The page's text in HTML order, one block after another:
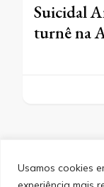
Usamos cookies
Suicidal
turnê na